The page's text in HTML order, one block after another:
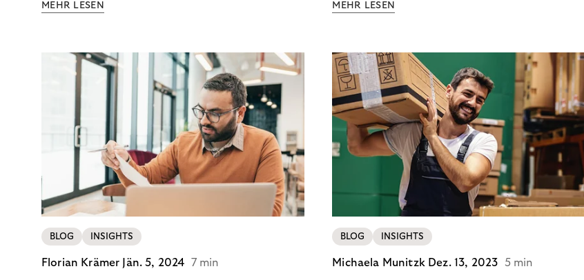
Ergebnisse sichern. Riverty zeigt, wie Recovery-
MEHR LESEN
wirksam reduzieren will, braucht keine
MEHR LESEN
BLOG INSIGHTS
Florian Krämer Jän. 5, 2024 7 min
BLOG INSIGHTS
Michaela Munitzk Dez. 13, 2023 5 min